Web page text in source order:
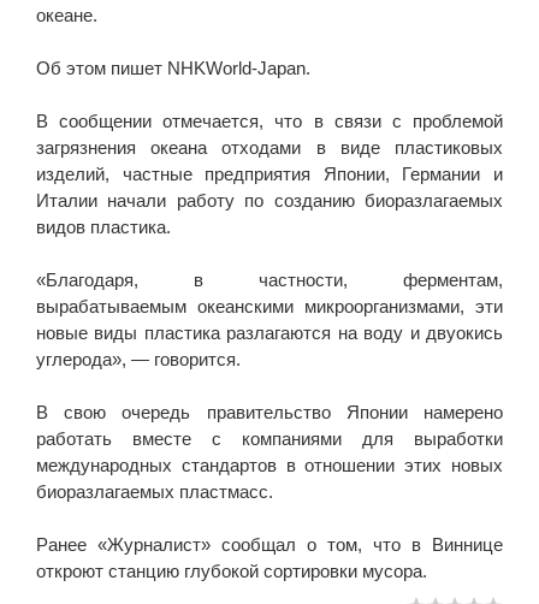
океане.
Об этом пишет NHKWorld-Japan.
В сообщении отмечается, что в связи с проблемой
загрязнения океана отходами в виде пластиковых
изделий, частные предприятия Японии, Германии и
Италии начали работу по созданию биоразлагаемых
видов пластика.
«Благодаря, в частности, ферментам,
вырабатываемым океанскими микроорганизмами, эти
новые виды пластика разлагаются на воду и двуокись
углерода», — говорится.
В свою очередь правительство Японии намерено
работать вместе с компаниями для выработки
международных стандартов в отношении этих новых
биоразлагаемых пластмасс.
Ранее «Журналист» сообщал о том, что в Виннице
откроют станцию глубокой сортировки мусора.